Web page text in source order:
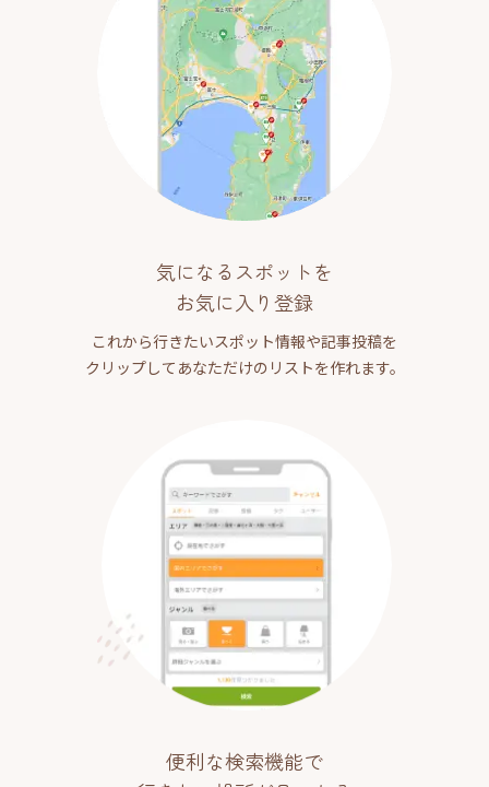
気になるスポットを
お気に入り登録
これから行きたいスポット情報や記事投稿を
クリップしてあなただけのリストを作れます。
便利な検索機能で